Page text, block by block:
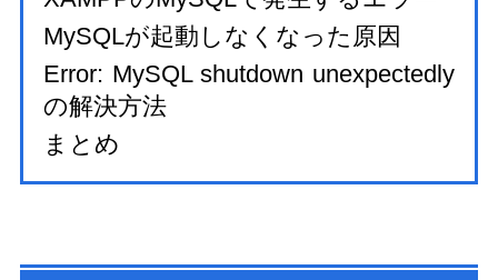
MySQLが起動しなくなった原因
Error: MySQL shutdown unexpectedly
の解決方法
まとめ